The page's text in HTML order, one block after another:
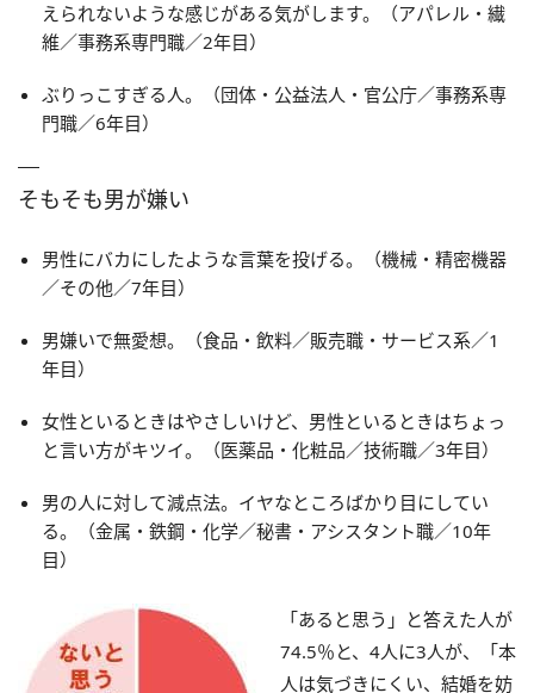
えられないような感じがある気がします。（アパレル・繊
維／事務系専門職／2年目）
ぶりっこすぎる人。（団体・公益法人・官公庁／事務系専
門職／6年目）
そもそも男が嫌い
男性にバカにしたような言葉を投げる。（機械・精密機器
／その他／7年目）
男嫌いで無愛想。（食品・飲料／販売職・サービス系／1
年目）
女性といるときはやさしいけど、男性といるときはちょっ
と言い方がキツイ。（医薬品・化粧品／技術職／3年目）
男の人に対して減点法。イヤなところばかり目にしてい
る。（金属・鉄鋼・化学／秘書・アシスタント職／10年
目）
「あると思う」と答えた人が
74.5％と、4人に3人が、「本
人は気づきにくい、結婚を妨